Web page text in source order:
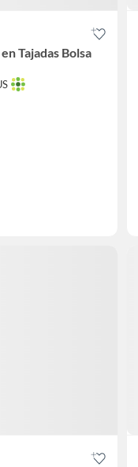
Tajadas Bolsa